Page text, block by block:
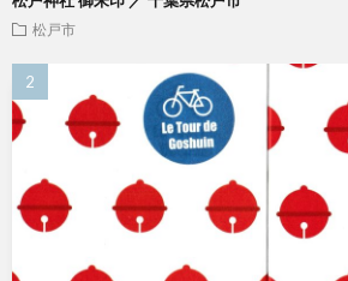
松戸市